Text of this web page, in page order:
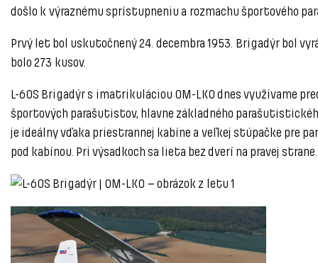
došlo k výraznému sprístupneniu a rozmachu športového
Prvý let bol uskutočnený 24. decembra 1953. Brigadýr bol
bolo 273 kusov.
L-60S Brigadýr s imatrikuláciou OM-LKO dnes využívame
športových parašutistov, hlavne základného
je ideálny vďaka priestrannej kabíne a veľkej stúpačke pre
pod kabínou. Pri výsadkoch sa lieta bez dverí na pravej strane.